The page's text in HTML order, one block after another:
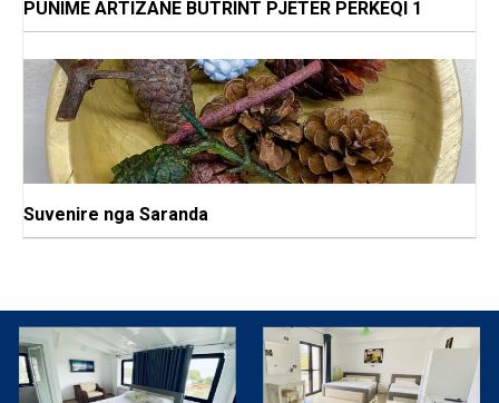
PUNIME ARTIZANE BUTRINT PJETER PERKEQI 1
Suvenire nga Saranda